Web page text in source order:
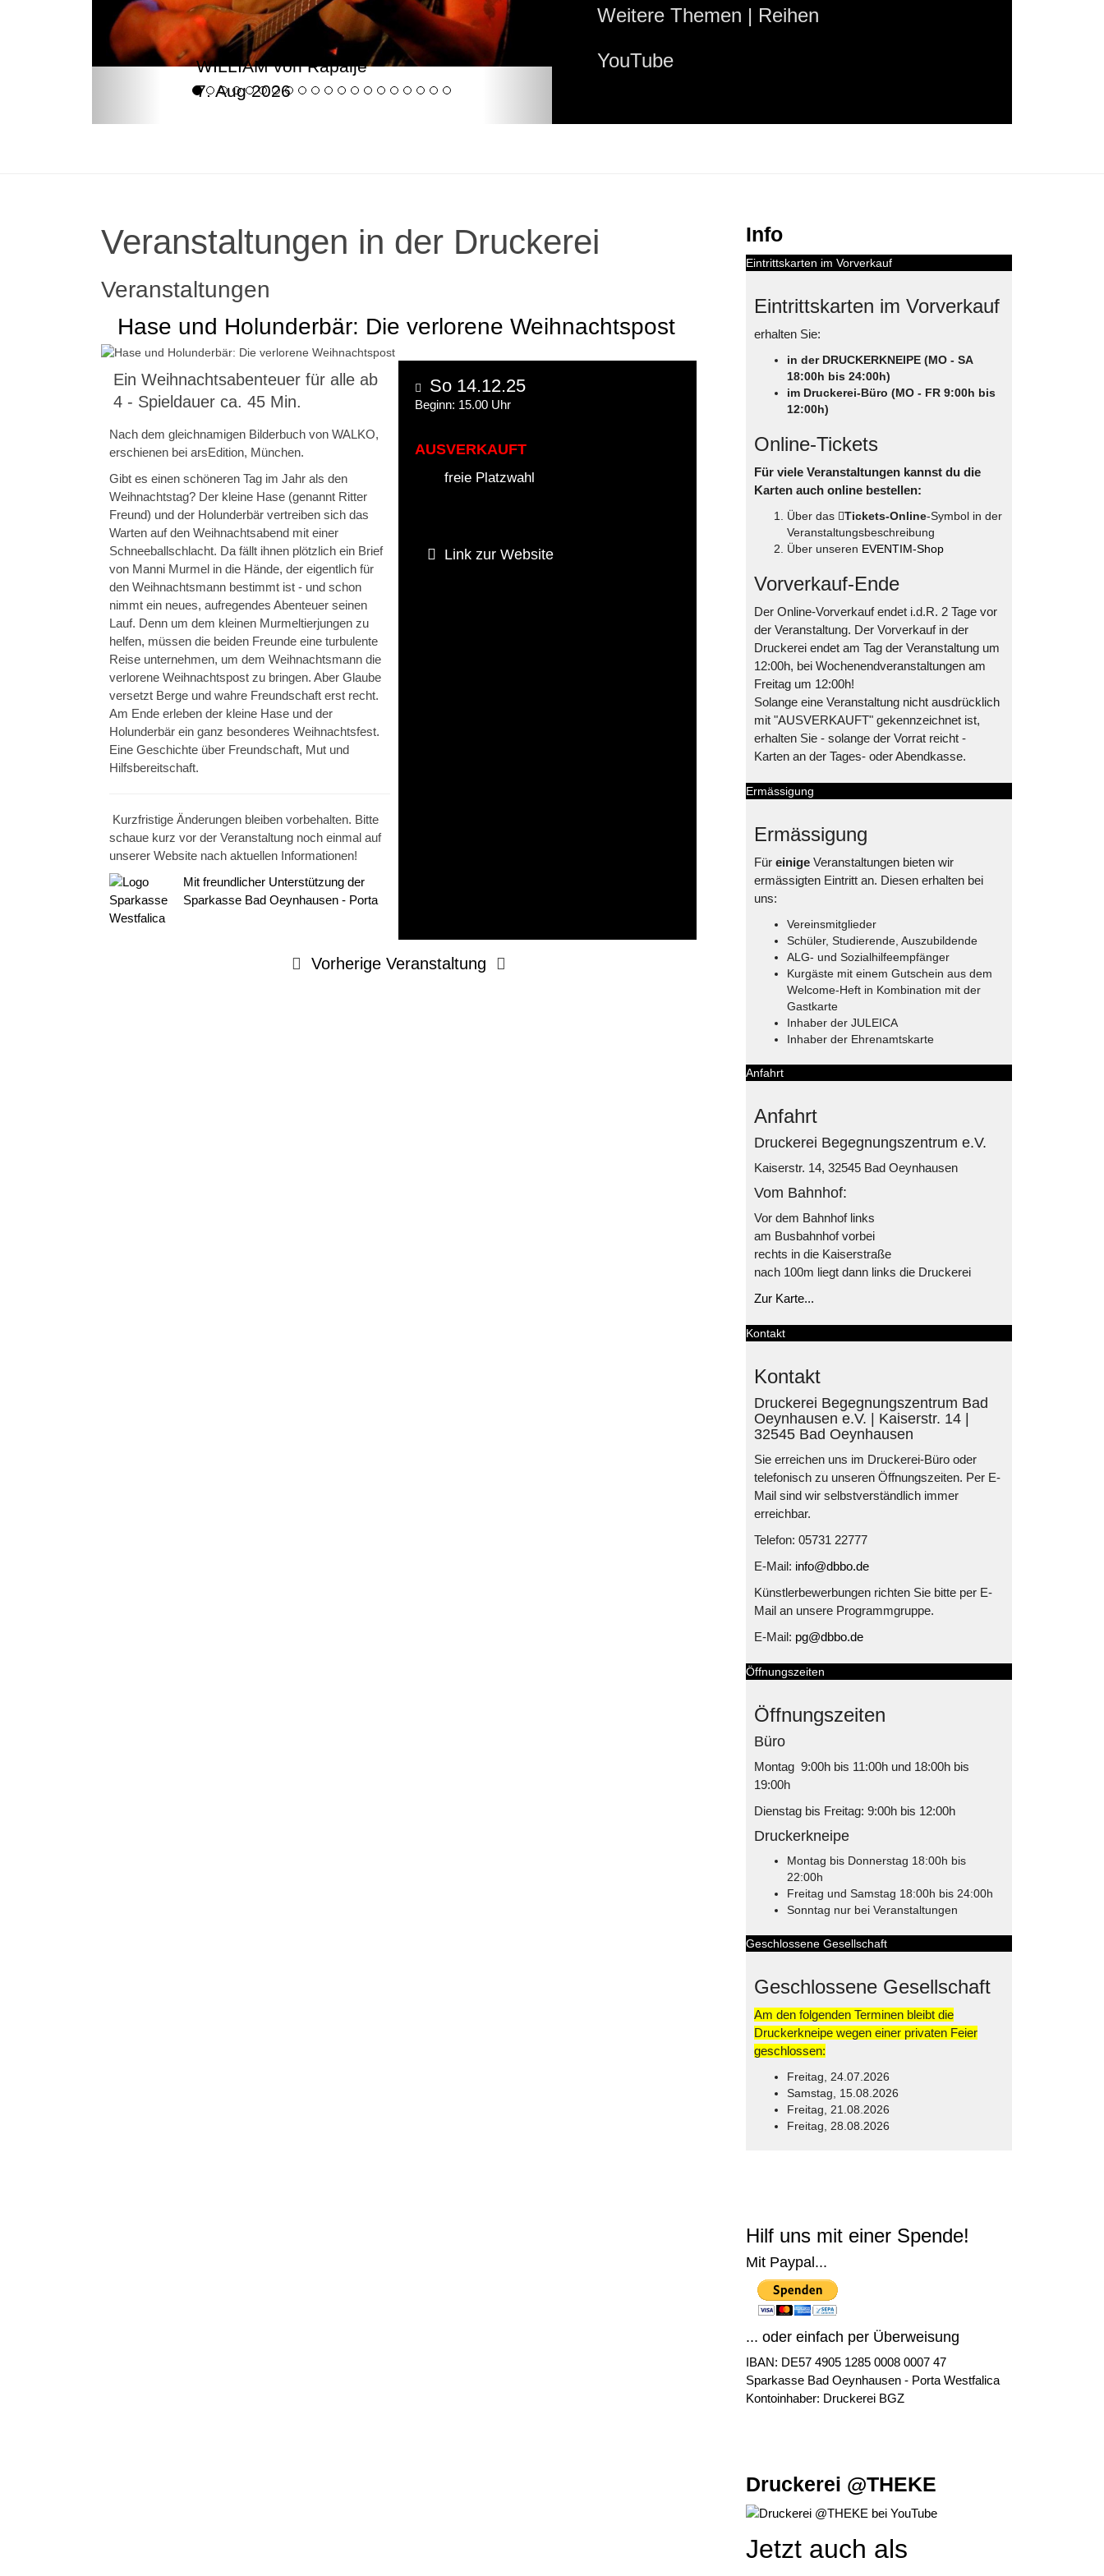
WILLIAM von Rapalje
7. Aug 2026
Weitere Themen | Reihen
YouTube
Veranstaltungen in der Druckerei
Veranstaltungen
Hase und Holunderbär: Die verlorene Weihnachtspost
Ein Weihnachtsabenteuer für alle ab
4 - Spieldauer ca. 45 Min.
Nach dem gleichnamigen Bilderbuch von WALKO,
erschienen bei arsEdition, München.
Gibt es einen schöneren Tag im Jahr als den
Weihnachtstag? Der kleine Hase (genannt Ritter
Freund) und der Holunderbär vertreiben sich das
Warten auf den Weihnachtsabend mit einer
Schneeballschlacht. Da fällt ihnen plötzlich ein Brief
von Manni Murmel in die Hände, der eigentlich für
den Weihnachtsmann bestimmt ist - und schon
nimmt ein neues, aufregendes Abenteuer seinen
Lauf. Denn um dem kleinen Murmeltierjungen zu
helfen, müssen die beiden Freunde eine turbulente
Reise unternehmen, um dem Weihnachtsmann die
verlorene Weihnachtspost zu bringen. Aber Glaube
versetzt Berge und wahre Freundschaft erst recht.
Am Ende erleben der kleine Hase und der
Holunderbär ein ganz besonderes Weihnachtsfest.
Eine Geschichte über Freundschaft, Mut und
Hilfsbereitschaft.
Kurzfristige Änderungen bleiben vorbehalten. Bitte
schaue kurz vor der Veranstaltung noch einmal auf
unserer Website nach aktuellen Informationen!
Mit freundlicher Unterstützung der
Sparkasse Bad Oeynhausen - Porta
Westfalica
So 14.12.25
Beginn: 15.00 Uhr
AUSVERKAUFT
freie Platzwahl
Link zur Website
Vorherige Veranstaltung
Info
Eintrittskarten im Vorverkauf
Eintrittskarten im Vorverkauf
erhalten Sie:
in der DRUCKERKNEIPE (MO - SA
18:00h bis 24:00h)
im Druckerei-Büro (MO - FR 9:00h bis
12:00h)
Online-Tickets
Für viele Veranstaltungen kannst du die
Karten auch online bestellen:
Über das Tickets-Online-Symbol in der
Veranstaltungsbeschreibung
Über unseren EVENTIM-Shop
Vorverkauf-Ende
Der Online-Vorverkauf endet i.d.R. 2 Tage vor
der Veranstaltung. Der Vorverkauf in der
Druckerei endet am Tag der Veranstaltung um
12:00h, bei Wochenendveranstaltungen am
Freitag um 12:00h!
Solange eine Veranstaltung nicht ausdrücklich
mit "AUSVERKAUFT" gekennzeichnet ist,
erhalten Sie - solange der Vorrat reicht -
Karten an der Tages- oder Abendkasse.
Ermässigung
Ermässigung
Für einigeVeranstaltungen bieten wir
ermässigten Eintritt an. Diesen erhalten bei
uns:
Vereinsmitglieder
Schüler, Studierende, Auszubildende
ALG- und Sozialhilfeempfänger
Kurgäste mit einem Gutschein aus dem
Welcome-Heft in Kombination mit der
Gastkarte
Inhaber der JULEICA
Inhaber der Ehrenamtskarte
Anfahrt
Anfahrt
Druckerei Begegnungszentrum e.V.
Kaiserstr. 14, 32545 Bad Oeynhausen
Vom Bahnhof:
Vor dem Bahnhof links
am Busbahnhof vorbei
rechts in die Kaiserstraße
nach 100m liegt dann links die Druckerei
Zur Karte...
Kontakt
Kontakt
Druckerei Begegnungszentrum Bad
Oeynhausen e.V. | Kaiserstr. 14 |
32545 Bad Oeynhausen
Sie erreichen uns im Druckerei-Büro oder
telefonisch zu unseren Öffnungszeiten. Per E-
Mail sind wir selbstverständlich immer
erreichbar.
Telefon: 05731 22777
E-Mail: info@dbbo.de
Künstlerbewerbungen richten Sie bitte per E-
Mail an unsere Programmgruppe.
E-Mail: pg@dbbo.de
Öffnungszeiten
Öffnungszeiten
Büro
Montag 9:00h bis 11:00h und 18:00h bis
19:00h
Dienstag bis Freitag: 9:00h bis 12:00h
Druckerkneipe
Montag bis Donnerstag 18:00h bis
22:00h
Freitag und Samstag 18:00h bis 24:00h
Sonntag nur bei Veranstaltungen
Geschlossene Gesellschaft
Geschlossene Gesellschaft
Am den folgenden Terminen bleibt die
Druckerkneipe wegen einer privaten Feier
geschlossen:
Freitag, 24.07.2026
Samstag, 15.08.2026
Freitag, 21.08.2026
Freitag, 28.08.2026
Hilf uns mit einer Spende!
Mit Paypal...
... oder einfach per Überweisung
IBAN: DE57 4905 1285 0008 0007 47
Sparkasse Bad Oeynhausen - Porta Westfalica
Kontoinhaber: Druckerei BGZ
Druckerei @THEKE
Jetzt auch als